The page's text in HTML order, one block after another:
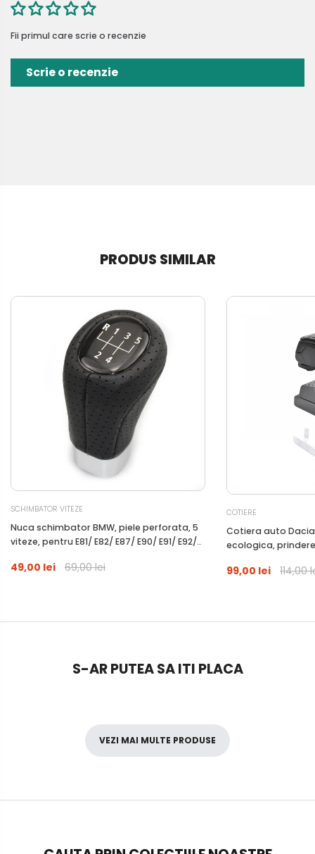
Fii primul care scrie o recenzie
Scrie o recenzie
PRODUS SIMILAR
SCHIMBATOR VITEZE
Nuca schimbator BMW, piele perforata, 5
viteze, pentru E81/ E82/ E87/ E90/ E91/ E92/
49,00 lei 69,00 lei
COTIERE
Cotiera auto Dacia
ecologica,
99,00 lei 114,00
S-AR PUTEA SA ITI PLACA
VEZI MAI MULTE PRODUSE